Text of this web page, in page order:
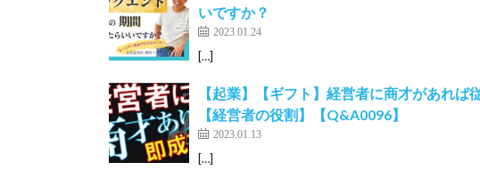
いですか？
2023.01.24
[…]
【起業】【ギフト】経営者に商才があれ
【経営者の役割】【Q&A0096】
2023.01.13
[…]